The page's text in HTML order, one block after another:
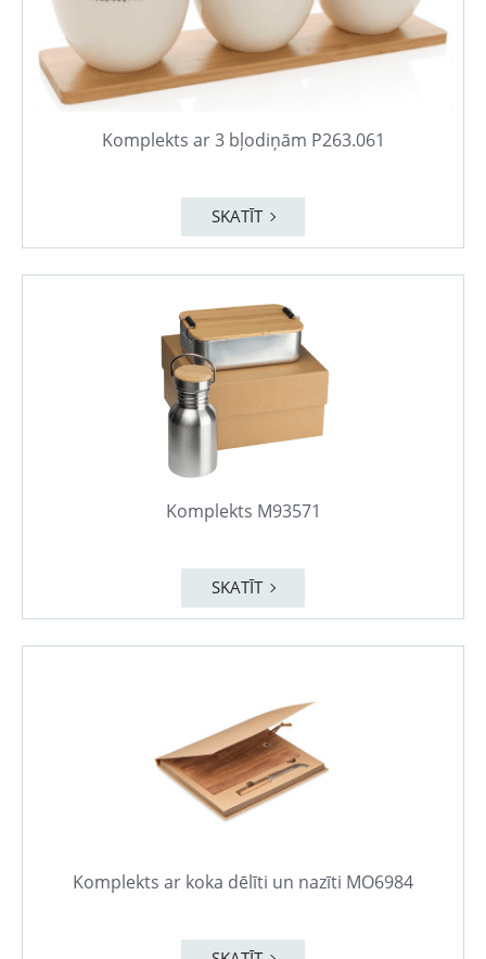
Komplekts ar 3 bļodiņām P263.061
SKATĪT
Komplekts M93571
SKATĪT
Komplekts ar koka dēlīti un nazīti MO6984